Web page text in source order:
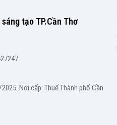
tạo TP.Cần Thơ
Nơi cấp: Thuế Thành phố Cần